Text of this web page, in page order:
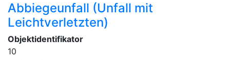
Abbiegeunfall (Unfall mit
Leichtverletzten)
Objektidentifikator
10